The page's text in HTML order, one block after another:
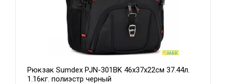
Рюкзак Sumdex PJN-301BK 46х37х22см 37.44л.
1.16кг. полиэстр черный